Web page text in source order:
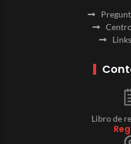
Libro de